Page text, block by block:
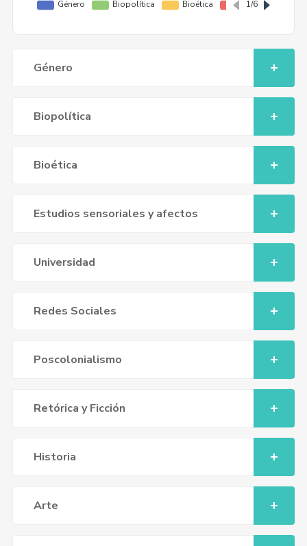
Género
Biopolítica
Bioética
Estudios sensoriales y afectos
Universidad
Redes Sociales
Poscolonialismo
Retórica y Ficción
Historia
Arte